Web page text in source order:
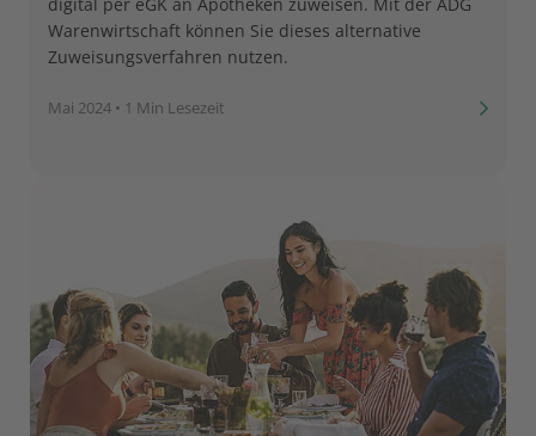
Warenwirtschaft können Sie dieses alternative
Zuweisungsverfahren nutzen.
Mai 2024 • 1 Min Lesezeit